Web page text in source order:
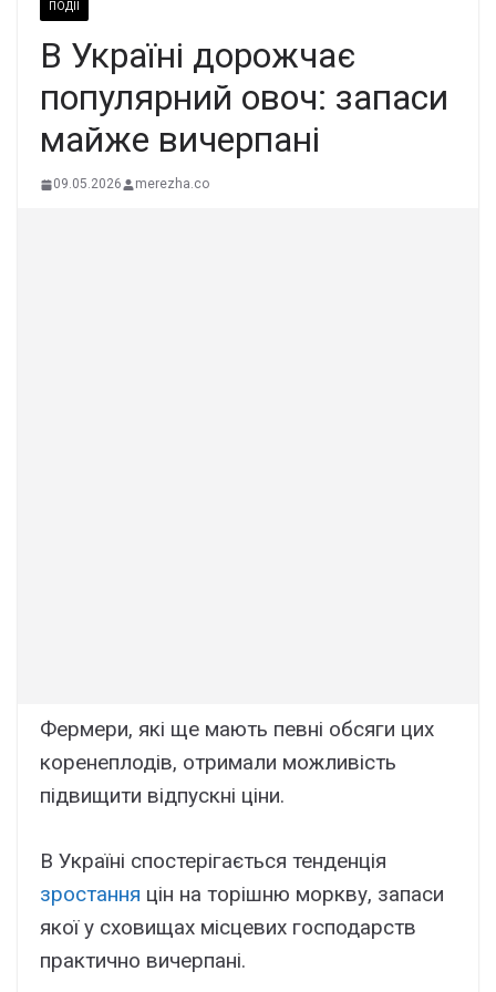
ПОДІЇ
В Україні дорожчає
популярний овоч: запаси
майже вичерпані
09.05.2026 merezha.co
Фермери, які ще мають певні обсяги цих
коренеплодів, отримали можливість
підвищити відпускні ціни.
В Україні спостерігається тенденція
зростання цін на торішню моркву, запаси
якої у сховищах місцевих господарств
практично вичерпані.